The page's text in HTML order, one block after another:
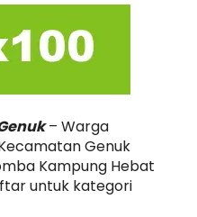
– Warga
Genuk
Kampung Hebat
untuk kategori